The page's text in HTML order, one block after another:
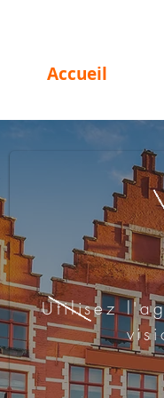
Accueil
Utilisez